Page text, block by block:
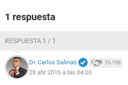
1 respuesta
RESPUESTA 1 / 1
Dr. Carlos Salinas 16.108
28 abr 2016 a las 04:03